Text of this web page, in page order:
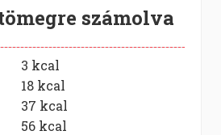
számolva
3 kcal
18 kcal
37 kcal
56 kcal